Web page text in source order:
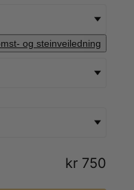
og steinveiledning
kr 750